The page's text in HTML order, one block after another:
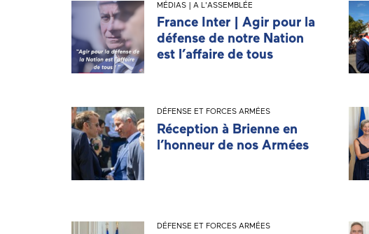
MÉDIAS | A L'ASSEMBLÉE
France Inter | Agir pour la
défense de notre Nation
est l’affaire de tous
DÉFENSE ET FORCES ARMÉES
Réception à Brienne en
l’honneur de nos Armées
DÉFENSE ET FORCES ARMÉES